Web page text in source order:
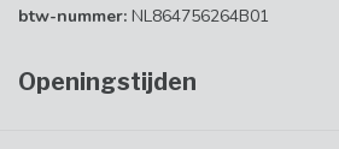
btw-nummer: NL864756264B01
Openingstijden